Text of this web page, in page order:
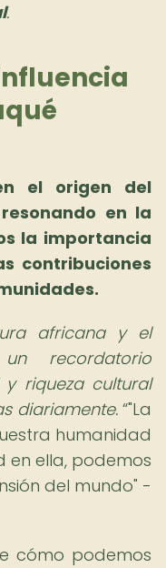
.
el origen del
en la
la importancia
contribuciones
africana y el
recordatorio
riqueza cultural
diariamente. "La
humanidad
en ella, podemos
del mundo" -
cómo podemos